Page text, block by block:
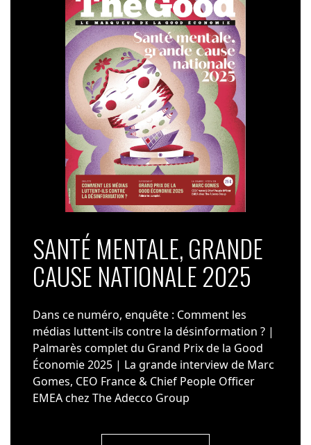
SANTÉ MENTALE, GRANDE
CAUSE NATIONALE 2025
Dans ce numéro, enquête : Comment les
médias luttent-ils contre la désinformation ? |
Palmarès complet du Grand Prix de la Good
Économie 2025 | La grande interview de Marc
Gomes, CEO France & Chief People Officer
EMEA chez The Adecco Group